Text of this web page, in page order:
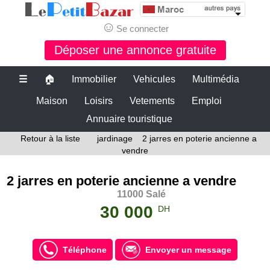
☺ Se connecter
Déposer une annonce gratuite
☰ 🏠 Immobilier Vehicules Multimédia
Maison Loisirs Vetements
Emploi
Annuaire touristique
Retour à la liste jardinage
2 jarres en poterie ancienne a
vendre
2 jarres en poterie ancienne a vendre
11000 Salé
30 000 DH
Téléphone Envoyer un message